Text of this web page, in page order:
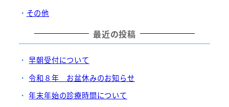
ジ
り
その他
最近の投稿
早朝受付について
令和８年 お盆休みのお知らせ
年末年始の診療時間について